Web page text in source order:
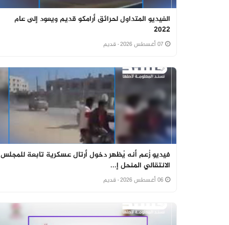
الفيديو المتداول لحرائق أرامكو قديم ويعود إلى عام
2022
· قديم
فيديو زُعم أنه يُظهر دخول أرتال عسكرية تابعة للمجلس
الانتقالي المنحل إ...
· قديم